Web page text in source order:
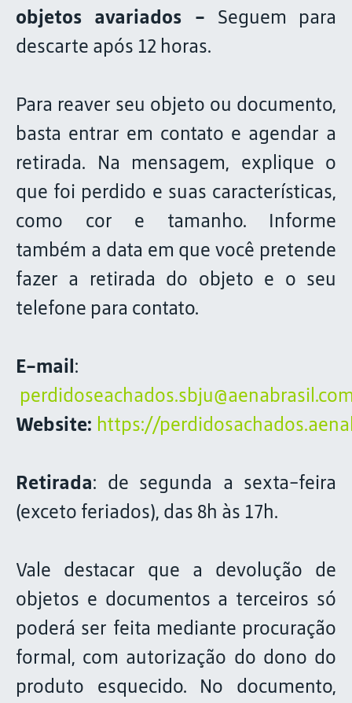
objetos avariados - Seguem para
descarte após 12 horas.
Para reaver seu objeto ou documento,
basta entrar em contato e agendar a
retirada. Na mensagem, explique o
que foi perdido e suas características,
como cor e tamanho. Informe
também a data em que você pretende
fazer a retirada do objeto e o seu
telefone para contato.
E-mail:
Website: https://
Retirada: de segunda a sexta-feira
(exceto feriados), das 8h às 17h.
Vale destacar que a devolução de
objetos e documentos a terceiros só
poderá ser feita mediante procuração
formal, com autorização do dono do
produto esquecido. No documento,